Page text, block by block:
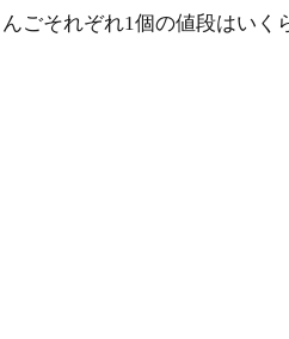
ごそれぞれ1個の値段はいく